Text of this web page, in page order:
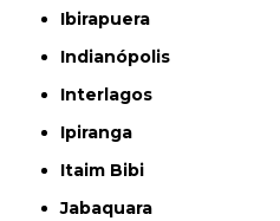
Ibirapuera
Indianópolis
Interlagos
Ipiranga
Itaim Bibi
Jabaquara